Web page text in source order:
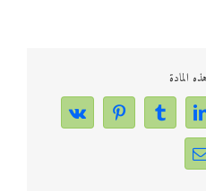
المادة
LinkedIn
Tumblr
Pinterest
Vk
Email